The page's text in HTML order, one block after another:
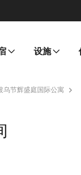
设施
乌节辉盛庭国际公寓